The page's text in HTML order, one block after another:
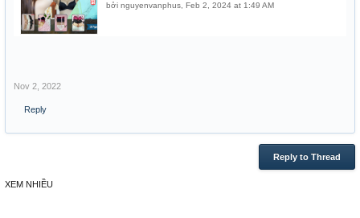
bởinguyenvanphus,Feb 2, 2024 at 1:49 AM
Nov 2, 2022
Reply
Reply to Thread
XEM NHIỀU